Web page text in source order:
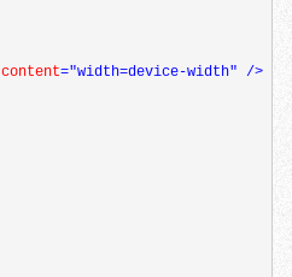
content="width=device-width" />